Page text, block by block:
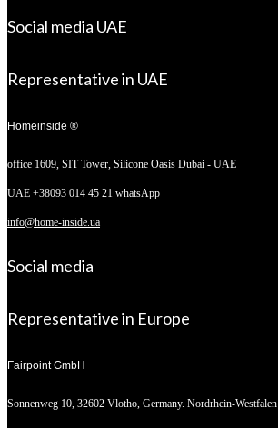
Social media UAE
Representative in UAE
Homeinside ®
office 1609, SIT Tower, Silicone Oasis Dubai - UAE
UAE +38093 014 45 21 whatsApp
info@home-inside.ua
Social media
Representative in Europe
Fairpoint GmbH
Sonnenweg 10, 32602 Vlotho, Germany. Nordrhein-Westfalen